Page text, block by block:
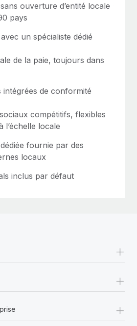
ouverture d’entité locale
pays
un spécialiste dédié
de la paie, toujours dans
intégrées de conformité
compétitifs, flexibles
l’échelle locale
fournie par des
locaux
inclus par défaut
+
+
+